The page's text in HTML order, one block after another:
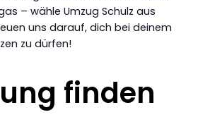
– wähle Umzug Schulz aus
uns darauf, dich bei deinem
zu dürfen!
finden